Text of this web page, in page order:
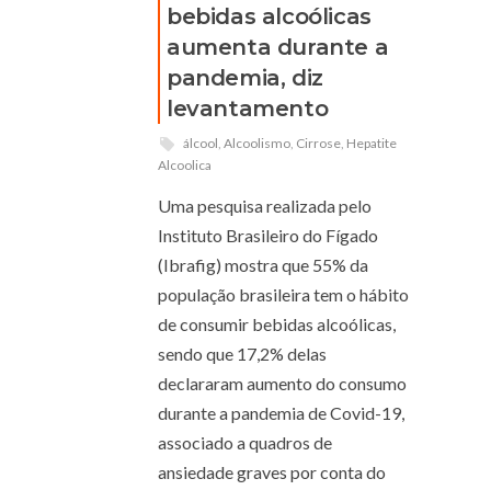
bebidas alcoólicas
aumenta durante a
pandemia, diz
levantamento
álcool, Alcoolismo, Cirrose, Hepatite
Alcoolica
Uma pesquisa realizada pelo
Instituto Brasileiro do Fígado
(Ibrafig) mostra que 55% da
população brasileira tem o hábito
de consumir bebidas alcoólicas,
sendo que 17,2% delas
declararam aumento do consumo
durante a pandemia de Covid-19,
associado a quadros de
ansiedade graves por conta do